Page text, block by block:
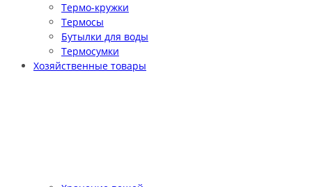
Термо-кружки
Термосы
Бутылки для воды
Термосумки
Хозяйственные товары